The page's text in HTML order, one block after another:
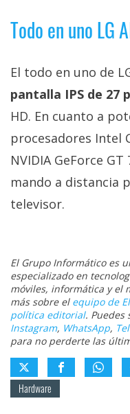
(CC) 2006-
2026.Algunos
Todo en uno LG
El todo en uno de
pantalla IPS de 27
HD. En cuanto a
procesadores Intel
NVIDIA GeForce
mando a distancia
televisor.
El Grupo Informático es
especializado en
móviles, informática y el
más sobre el equipo de
política editorial. Puedes
Instagram, WhatsApp,
para no perderte las
Hardware